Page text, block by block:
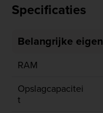
Specificaties
Belangrijke
RAM
Opslagcapacitei
t